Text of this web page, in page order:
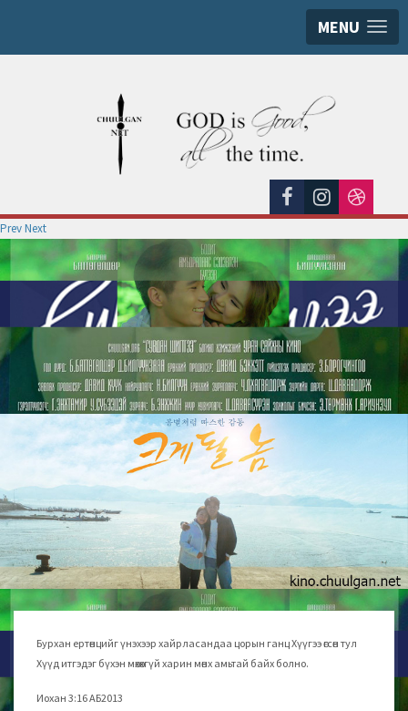
MENU
PrevNext
Бурхан ертөнцийг үнэхээр хайрласандаа цорын ганц Хүүгээ өгсөн тул
Хүүд итгэдэг бүхэн мөхөхгүй харин мөнх амьтай байх болно.
Иохан 3:16 АБ2013